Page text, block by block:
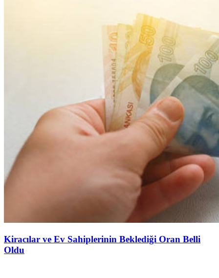
Kiracılar ve Ev Sahiplerinin Beklediği Oran Belli
Oldu